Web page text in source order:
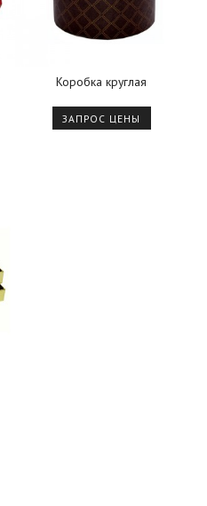
Коробка круглая
ЗАПРОС ЦЕНЫ